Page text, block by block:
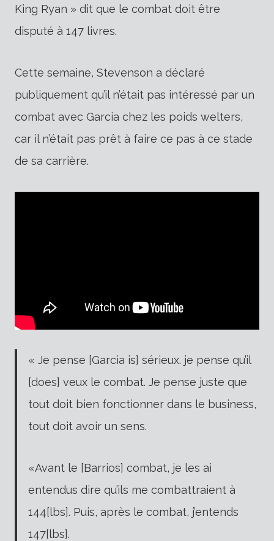
King Ryan » dit que le combat doit être
disputé à 147 livres.
Cette semaine, Stevenson a déclaré
publiquement qu’il n’était pas intéressé par un
combat avec Garcia chez les poids welters,
car il n’était pas prêt à faire ce pas à ce stade
de sa carrière.
« Je pense [Garcia is] sérieux. je pense qu’il
[does] veux le combat. Je pense juste que
tout doit bien fonctionner dans le business,
tout doit avoir un sens.
«Avant le [Barrios] combat, je les ai
entendus dire qu’ils me combattraient à
144[lbs]. Puis, après le combat, j’entends
147[lbs].